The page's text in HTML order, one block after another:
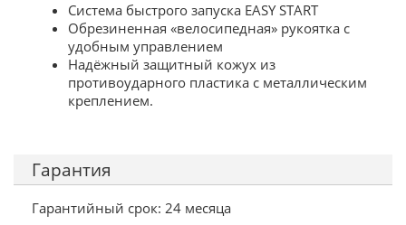
Система быстрого запуска EASY START
Обрезиненная «велосипедная» рукоятка с
удобным управлением
Надёжный защитный кожух из
противоударного пластика с металлическим
креплением.
Гарантия
Гарантийный срок: 24 месяца